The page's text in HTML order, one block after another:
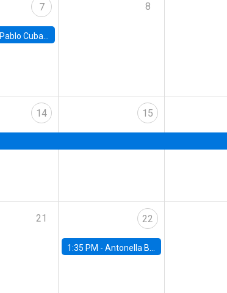
7
Pablo Cuba, FED Board
8
14 15
21 22
1:35 PM -Antonella Bancalari, Institute for Fiscal Studies (IFS) and Research Associate at University College London (UCL)